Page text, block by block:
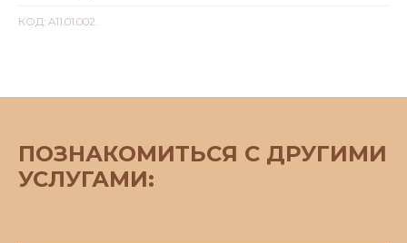
КОД: A11.01.002.
ПОЗНАКОМИТЬСЯ С ДРУГИМИ
УСЛУГАМИ: